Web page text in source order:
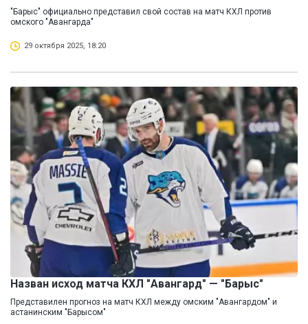
"Барыс" официально представил свой состав на матч КХЛ против
омского "Авангарда"
29 октября 2025, 18:20
Назван исход матча КХЛ "Авангард" — "Барыс"
Представилен прогноз на матч КХЛ между омским "Авангардом" и
астанинским "Барысом"